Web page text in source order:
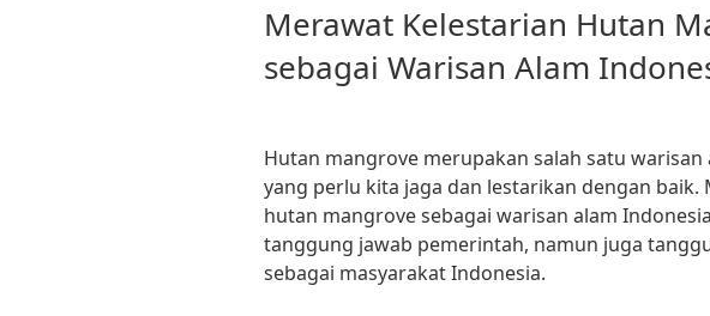
Merawat Kelestarian Hutan
sebagai Warisan Alam
Hutan mangrove merupakan salah satu warisan
yang perlu kita jaga dan lestarikan dengan baik.
hutan mangrove sebagai warisan alam
tanggung jawab pemerintah, namun juga
sebagai masyarakat Indonesia.